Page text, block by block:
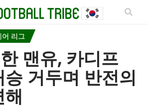
어 리그
맨유, 카디프
거두며 반전의